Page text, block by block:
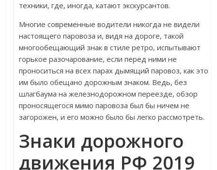
техники, где, иногда, катают экскурсантов.
Многие современные водители никогда не видели
настоящего паровоза и, видя на дороге, такой
многообещающий знак в стиле ретро, испытывают
горькое разочарование, если перед ними не
проноситься на всех парах дымящий паровоз, как это
им было обещано дорожным знаком. Ведь, без
шлагбаума на железнодорожном переезде, обзор
проносящегося мимо паровоза был бы ничем не
загорожен, и его можно было бы легко рассмотреть.
Знаки дорожного
движения РФ 2019